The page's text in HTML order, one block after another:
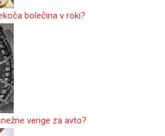
bolečina v roki?
verige za avto?